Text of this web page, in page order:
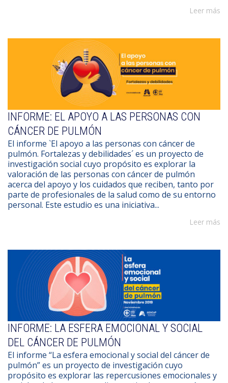
Leer más
INFORME: EL APOYO A LAS PERSONAS CON
CÁNCER DE PULMÓN
El informe `El apoyo a las personas con cáncer de
pulmón. Fortalezas y debilidades´ es un proyecto de
investigación social cuyo propósito es explorar la
valoración de las personas con cáncer de pulmón
acerca del apoyo y los cuidados que reciben, tanto por
parte de profesionales de la salud como de su entorno
personal. Este estudio es una iniciativa...
Leer más
INFORME: LA ESFERA EMOCIONAL Y SOCIAL
DEL CÁNCER DE PULMÓN
El informe “La esfera emocional y social del cáncer de
pulmón” es un proyecto de investigación cuyo
propósito es explorar las repercusiones emocionales y